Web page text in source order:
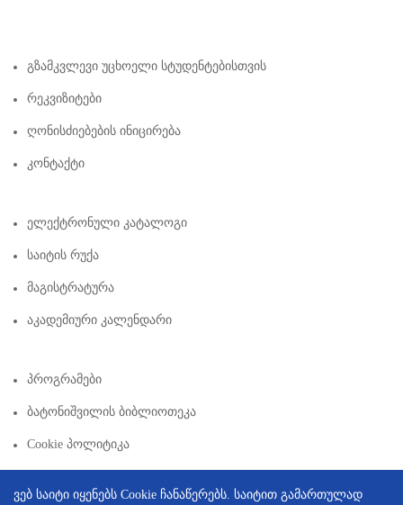
Გზამკვლევი Უცხოელი Სტუდენტებისთვის
Რეკვიზიტები
Ღონისძიებების Ინიცირება
Კონტაქტი
Ელექტრონული Კატალოგი
Საიტის Რუქა
Მაგისტრატურა
Აკადემიური Კალენდარი
Პროგრამები
Ბატონიშვილის Ბიბლიოთეკა
Cookie Პოლიტიკა
ვებ საიტი იყენებს Cookie ჩანაწერებს. საიტით გამართულად